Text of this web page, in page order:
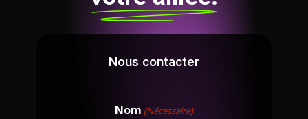
Nous contacter
Nom (Nécessaire)